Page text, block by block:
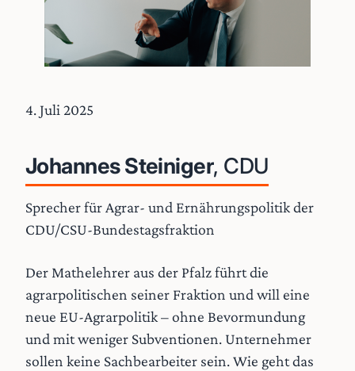
4. Juli 2025
Johannes Steiniger, CDU
Sprecher für Agrar- und Ernährungspolitik der
CDU/CSU-Bundestagsfraktion
Der Mathelehrer aus der Pfalz führt die
agrarpolitischen seiner Fraktion und will eine
neue EU-Agrarpolitik – ohne Bevormundung
und mit weniger Subventionen. Unternehmer
sollen keine Sachbearbeiter sein. Wie geht das